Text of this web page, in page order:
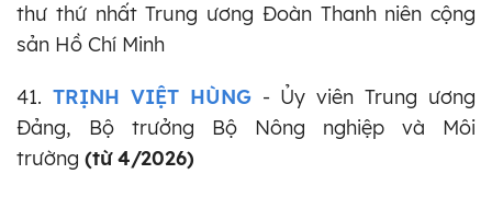
thư thứ nhất Trung ương Đoàn Thanh niên cộng
sản Hồ Chí Minh
41. TRỊNH VIỆT HÙNG - Ủy viên Trung ương
Đảng, Bộ trưởng Bộ Nông nghiệp và Môi
trường (từ 4/2026)